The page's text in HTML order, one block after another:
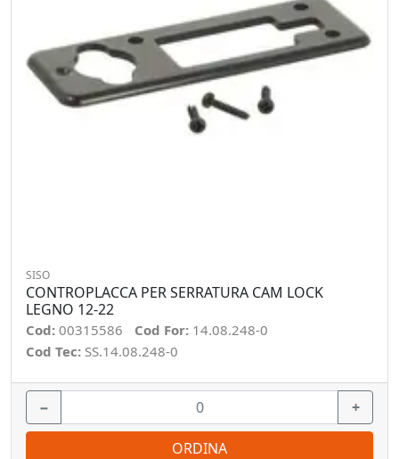
SISO
CONTROPLACCA PER SERRATURA CAM LOCK
LEGNO 12-22
Cod: 00315586 Cod For: 14.08.248-0
Cod Tec: SS.14.08.248-0
− +
ORDINA